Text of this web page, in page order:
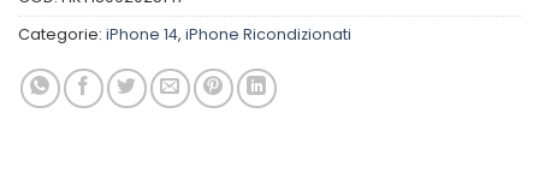
Categorie: iPhone 14, iPhone Ricondizionati